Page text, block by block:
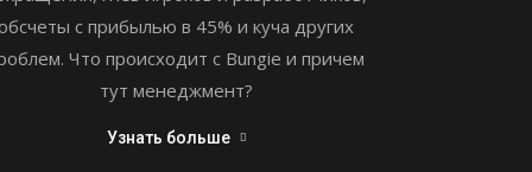
с прибылью в 45% и куча других
Что происходит с Bungie и причем
тут менеджмент?
Узнать больше